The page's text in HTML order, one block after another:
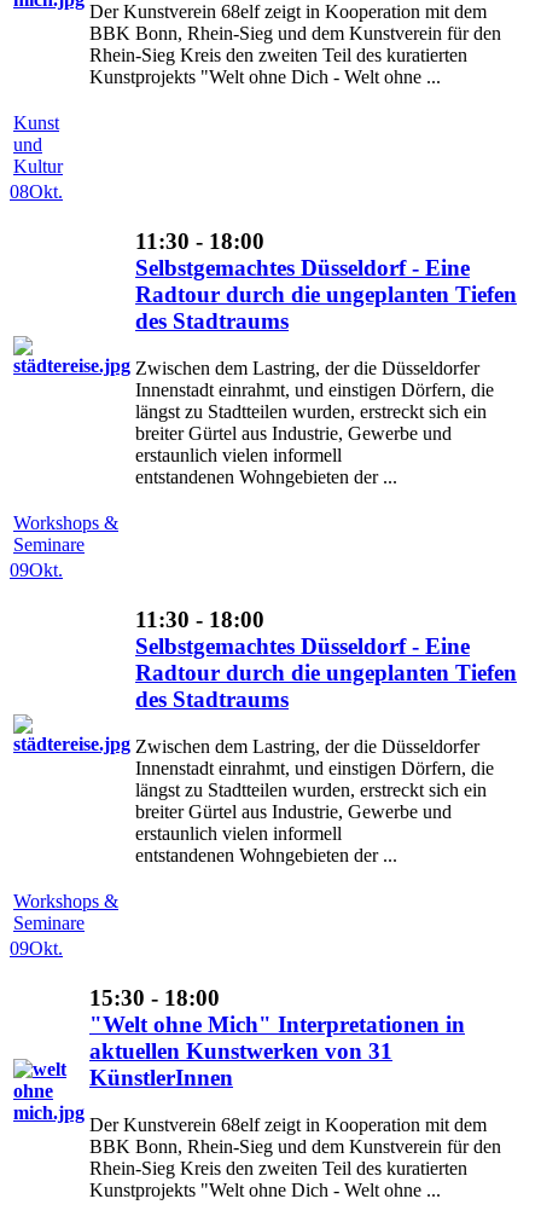
Der Kunstverein 68elf zeigt in Kooperation mit dem
BBK Bonn, Rhein-Sieg und dem Kunstverein für den
Rhein-Sieg Kreis den zweiten Teil des kuratierten
Kunstprojekts "Welt ohne Dich - Welt ohne ...
Kunst
und
Kultur
08Okt.
11:30 - 18:00
Selbstgemachtes Düsseldorf - Eine
Radtour durch die ungeplanten Tiefen
des Stadtraums
Zwischen dem Lastring, der die Düsseldorfer
Innenstadt einrahmt, und einstigen Dörfern, die
längst zu Stadtteilen wurden, erstreckt sich ein
breiter Gürtel aus Industrie, Gewerbe und
erstaunlich vielen informell
entstandenen Wohngebieten der ...
Workshops &
Seminare
09Okt.
11:30 - 18:00
Selbstgemachtes Düsseldorf - Eine
Radtour durch die ungeplanten Tiefen
des Stadtraums
Zwischen dem Lastring, der die Düsseldorfer
Innenstadt einrahmt, und einstigen Dörfern, die
längst zu Stadtteilen wurden, erstreckt sich ein
breiter Gürtel aus Industrie, Gewerbe und
erstaunlich vielen informell
entstandenen Wohngebieten der ...
Workshops &
Seminare
09Okt.
15:30 - 18:00
"Welt ohne Mich" Interpretationen in
aktuellen Kunstwerken von 31
KünstlerInnen
Der Kunstverein 68elf zeigt in Kooperation mit dem
BBK Bonn, Rhein-Sieg und dem Kunstverein für den
Rhein-Sieg Kreis den zweiten Teil des kuratierten
Kunstprojekts "Welt ohne Dich - Welt ohne ...